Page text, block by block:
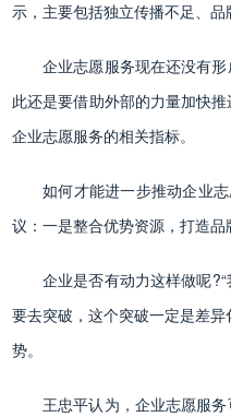
示，主要包括独立传播不足、品
企业志愿服务现在还没有
此还是要借助外部的力量加快
企业志愿服务的相关指标。
如何才能进一步推动企业
议：一是整合优势资源，打造品
企业是否有动力这样做呢
要去突破，这个突破一定是差
势。
王忠平认为，企业志愿服